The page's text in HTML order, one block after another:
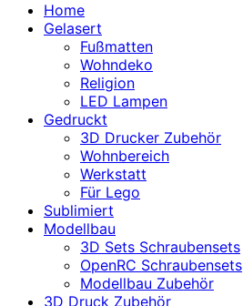
Home
Gelasert
Fußmatten
Wohndeko
Religion
LED Lampen
Gedruckt
3D Drucker Zubehör
Wohnbereich
Werkstatt
Für Lego
Sublimiert
Modellbau
3D Sets Schraubensets
OpenRC Schraubensets
Modellbau Zubehör
3D Druck Zubehör